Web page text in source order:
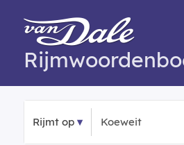
Rijmt op